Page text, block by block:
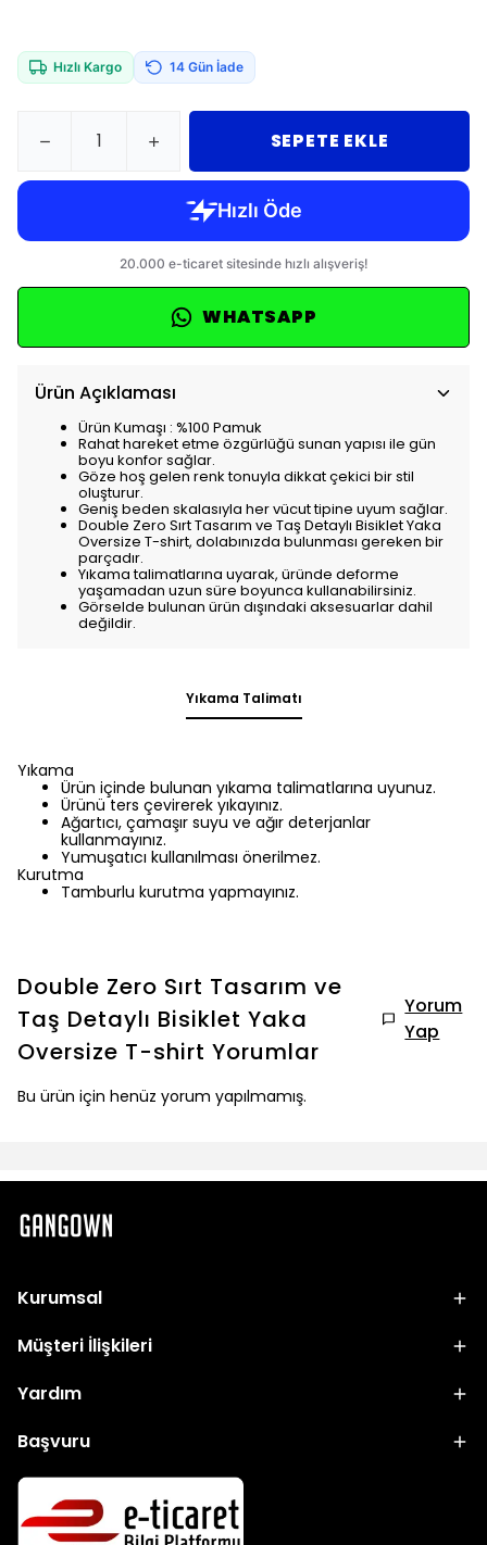
Hızlı Kargo 14 Gün İade
SEPETE EKLE
WHATSAPP
Ürün Açıklaması
Ürün Kumaşı : %100 Pamuk
Rahat hareket etme özgürlüğü sunan yapısı ile gün
boyu konfor sağlar.
Göze hoş gelen renk tonuyla dikkat çekici bir stil
oluşturur.
Geniş beden skalasıyla her vücut tipine uyum sağlar.
Double Zero Sırt Tasarım ve Taş Detaylı Bisiklet Yaka
Oversize T-shirt, dolabınızda bulunması gereken bir
parçadır.
Yıkama talimatlarına uyarak, üründe deforme
yaşamadan uzun süre boyunca kullanabilirsiniz.
Görselde bulunan ürün dışındaki aksesuarlar dahil
değildir.
Yıkama Talimatı
Yıkama
Ürün içinde bulunan yıkama talimatlarına uyunuz.
Ürünü ters çevirerek yıkayınız.
Ağartıcı, çamaşır suyu ve ağır deterjanlar
kullanmayınız.
Yumuşatıcı kullanılması önerilmez.
Kurutma
Tamburlu kurutma yapmayınız.
Double Zero Sırt Tasarım ve
Taş Detaylı Bisiklet Yaka
Oversize T-shirt Yorumlar
Yorum
Yap
Bu ürün için henüz yorum yapılmamış.
Kurumsal
Müşteri İlişkileri
Yardım
Başvuru